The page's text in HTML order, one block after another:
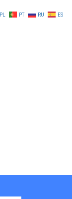
PL PT RU ES